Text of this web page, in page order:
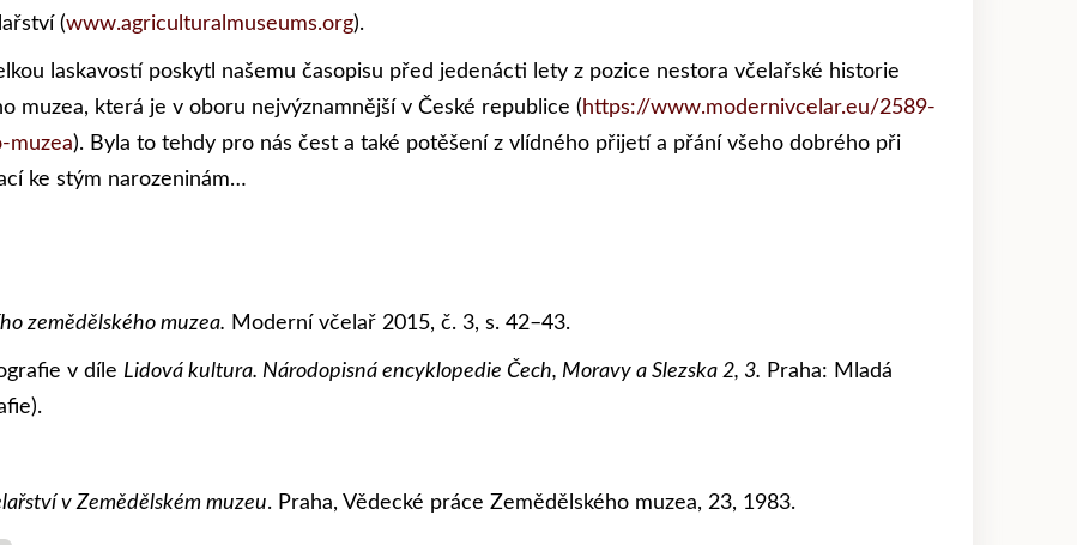
(www.agriculturalmuseums.org).
laskavostí poskytl našemu časopisu před jedenácti lety z pozice nestora včelařské historie
muzea, která je v oboru nejvýznamnější v České republice ( https://www.modernivcelar.eu/2589-
muzea). Byla to tehdy pro nás čest a také potěšení z vlídného přijetí a přání všeho dobrého při
ke stým narozeninám…
zemědělského muzea. Moderní včelař 2015, č. 3, s. 42–43.
v díle Lidová kultura. Národopisná encyklopedie Čech, Moravy a Slezska 2, 3. Praha: Mladá
v Zemědělském muzeu. Praha, Vědecké práce Zemědělského muzea, 23, 1983.